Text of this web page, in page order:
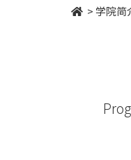
>学院简